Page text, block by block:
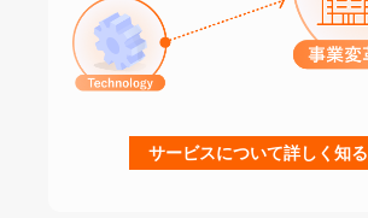
サービスについて詳しく知る